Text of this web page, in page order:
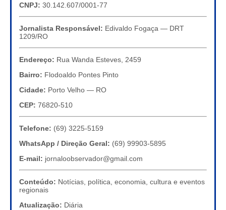
CNPJ: 30.142.607/0001-77
Jornalista Responsável: Edivaldo Fogaça — DRT
1209/RO
Endereço: Rua Wanda Esteves, 2459
Bairro: Flodoaldo Pontes Pinto
Cidade: Porto Velho — RO
CEP: 76820-510
Telefone: (69) 3225-5159
WhatsApp / Direção Geral: (69) 99903-5895
E-mail: jornaloobservador@gmail.com
Conteúdo: Notícias, política, economia, cultura e eventos
regionais
Atualização: Diária